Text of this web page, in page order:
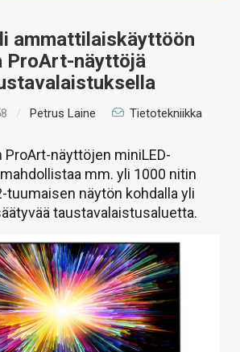
ammattilaiskäyttöön
ProArt-näyttöjä
/ Petrus Laine
Tietotekniikka
näyttöjen miniLED-
mm. yli 1000 nitin
tuumaisen näytön kohdalla yli
taustavalaistusaluetta.